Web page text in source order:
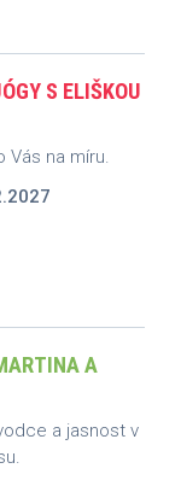
S ELIŠKOU
Vás na míru.
A
a jasnost v